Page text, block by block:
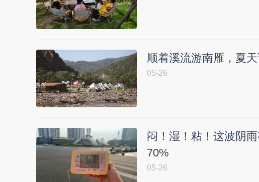
顺着溪流游南雁，夏
05-26
闷！湿！粘！这波阴
70%
05-26